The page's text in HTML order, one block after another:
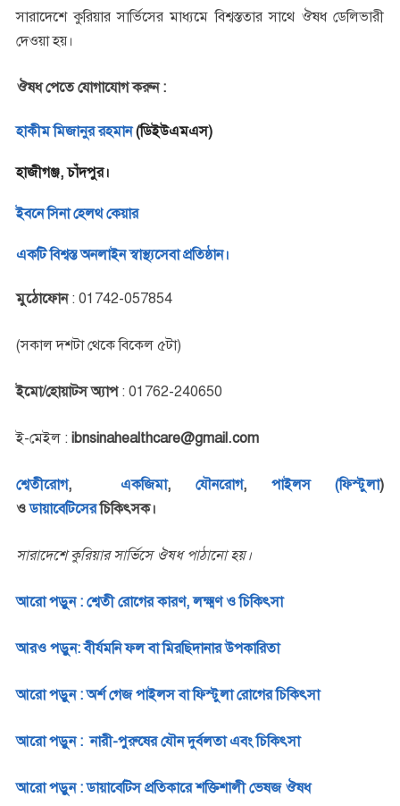
সারাদেশে কুরিয়ার সার্ভিসের মাধ্যমে বিশ্বস্ততার সাথে ঔষধ ডেলিভারী
দেওয়া হয়।
ঔষধ পেতে যোগাযোগ করুন :
হাকীম মিজানুর রহমান(ডিইউএমএস)
হাজীগঞ্জ, চাঁদপুর।
ইবনে সিনা হেলথ কেয়ার
একটি বিশ্বস্ত অনলাইন স্বাস্থ্যসেবা প্রতিষ্ঠান।
মুঠোফোন: 01742-057854
(সকাল দশটা থেকে বিকেল ৫টা)
ইমো/হোয়াটস অ্যাপ: 01762-240650
ই-মেইল : ibnsinahealthcare@gmail.com
শ্বেতীরোগ, একজিমা, যৌনরোগ,পাইলস (ফিস্টুলা)
ওডায়াবেটিসেরচিকিৎসক।
সারাদেশে কুরিয়ার সার্ভিসে ঔষধ পাঠানো হয়।
আরো পড়ুন : শ্বেতী রোগের কারণ, লক্ষ্মণ ও চিকিৎসা
আরও পড়ুন: বীর্যমনি ফল বা মিরছিদানার উপকারিতা
আরো পড়ুন : অর্শ গেজ পাইলস বা ফিস্টুলা রোগের চিকিৎসা
আরো পড়ুন : নারী-পুরুষের যৌন দুর্বলতা এবং চিকিৎসা
আরো পড়ুন : ডায়াবেটিস প্রতিকারে শক্তিশালী ভেষজ ঔষধ